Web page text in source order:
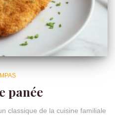
panée
classique de la cuisine familiale